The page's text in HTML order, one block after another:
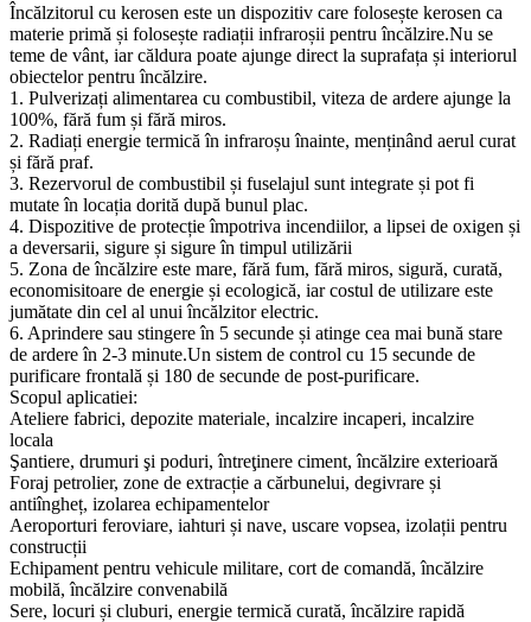
Încălzitorul cu kerosen este un dispozitiv care folosește kerosen ca
materie primă și folosește radiații infraroșii pentru încălzire.Nu se
teme de vânt, iar căldura poate ajunge direct la suprafața și interiorul
obiectelor pentru încălzire.
1. Pulverizați alimentarea cu combustibil, viteza de ardere ajunge la
100%, fără fum și fără miros.
2. Radiați energie termică în infraroșu înainte, menținând aerul curat
și fără praf.
3. Rezervorul de combustibil și fuselajul sunt integrate și pot fi
mutate în locația dorită după bunul plac.
4. Dispozitive de protecție împotriva incendiilor, a lipsei de oxigen și
a deversarii, sigure și sigure în timpul utilizării
5. Zona de încălzire este mare, fără fum, fără miros, sigură, curată,
economisitoare de energie și ecologică, iar costul de utilizare este
jumătate din cel al unui încălzitor electric.
6. Aprindere sau stingere în 5 secunde și atinge cea mai bună stare
de ardere în 2-3 minute.Un sistem de control cu ​​15 secunde de
purificare frontală și 180 de secunde de post-purificare.
Scopul aplicatiei:
Ateliere fabrici, depozite materiale, incalzire incaperi, incalzire
locala
Şantiere, drumuri şi poduri, întreţinere ciment, încălzire exterioară
Foraj petrolier, zone de extracție a cărbunelui, degivrare și
antiîngheț, izolarea echipamentelor
Aeroporturi feroviare, iahturi și nave, uscare vopsea, izolații pentru
construcții
Echipament pentru vehicule militare, cort de comandă, încălzire
mobilă, încălzire convenabilă
Sere, locuri și cluburi, energie termică curată, încălzire rapidă